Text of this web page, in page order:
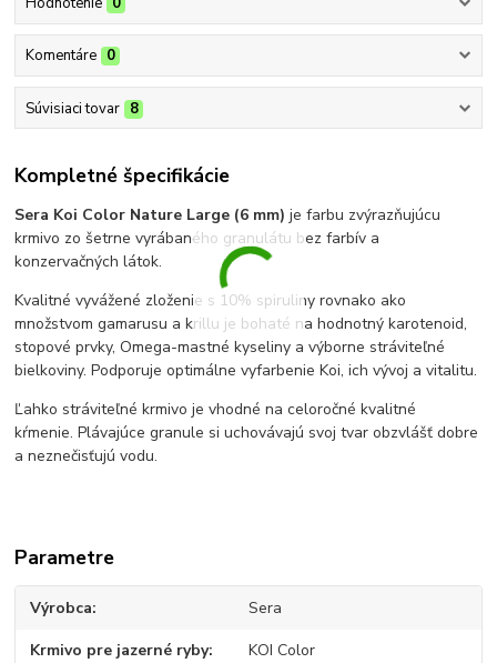
Komentáre 0
Súvisiaci tovar 8
Kompletné špecifikácie
Sera Koi Color Nature Large (6 mm)je farbu zvýrazňujúcu
krmivo zo šetrne vyrábaného granulátu bez farbív a
konzervačných látok.
Kvalitné vyvážené zloženie s 10% spiruliny rovnako ako
množstvom gamarusu a krillu je bohaté na hodnotný karotenoid,
stopové prvky, Omega-mastné kyseliny a výborne stráviteľné
bielkoviny. Podporuje optimálne vyfarbenie Koi, ich vývoj a vitalitu.
Ľahko stráviteľné krmivo je vhodné na celoročné kvalitné
kŕmenie. Plávajúce granule si uchovávajú svoj tvar obzvlášť dobre
a neznečisťujú vodu.
Parametre
Výrobca Sera
Krmivo pre jazerné ryby KOI Color